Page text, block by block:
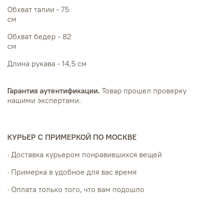
Обхват талии - 75
см
Обхват бедер - 82
см
Длина рукава - 14,5 см
Гарантия аутентификации. Товар прошел проверку
нашими экспертами.
КУРЬЕР С ПРИМЕРКОЙ ПО МОСКВЕ
· Доставка курьером понравившихся вещей
· Примерка в удобное для вас время
· Оплата только того, что вам подошло